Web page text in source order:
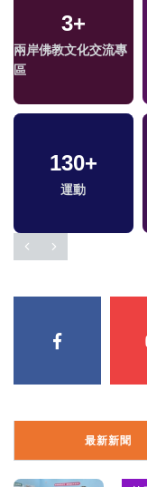
3+
兩岸佛教文化交流專
區
130+
運動
346+
旅遊
388+
財經及消費
最新新聞